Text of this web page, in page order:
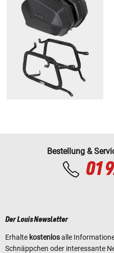
Bestellung &
01
Der Louis Newsletter
Erhalte kostenlosalle
Schnäppchen oder interessante